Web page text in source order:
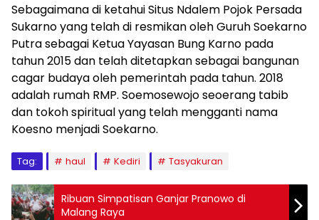
Sebagaimana di ketahui Situs Ndalem Pojok Persada
Sukarno yang telah di resmikan oleh Guruh Soekarno
Putra sebagai Ketua Yayasan Bung Karno pada
tahun 2015 dan telah ditetapkan sebagai bangunan
cagar budaya oleh pemerintah pada tahun. 2018
adalah rumah RMP. Soemosewojo seoerang tabib
dan tokoh spiritual yang telah mengganti nama
Koesno menjadi Soekarno.
Tag: haul Kediri Tasyakuran
Ribuan Simpatisan Ganjar Pranowo di
Malang Raya